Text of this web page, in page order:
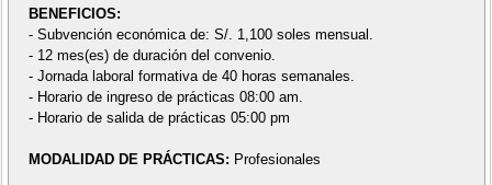
BENEFICIOS:
- Subvención económica de: S/. 1,100 soles mensual.
- 12 mes(es) de duración del convenio.
- Jornada laboral formativa de 40 horas semanales.
- Horario de ingreso de prácticas 08:00 am.
- Horario de salida de prácticas 05:00 pm
MODALIDAD DE PRÁCTICAS: Profesionales